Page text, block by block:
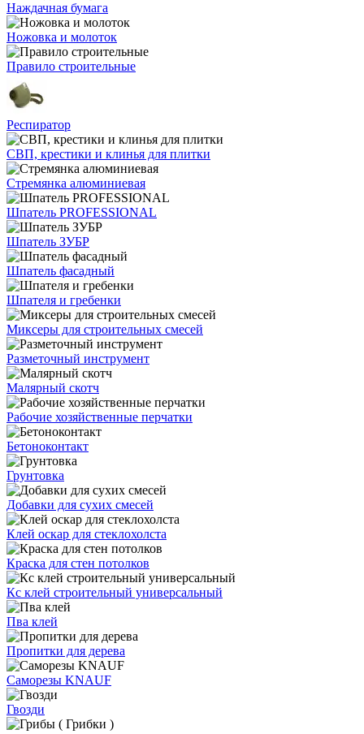
Наждачная бумага
Ножовка и молоток
Правило строительные
Респиратор
СВП, крестики и клинья для плитки
Стремянка алюминиевая
Шпатель PROFESSIONAL
Шпатель ЗУБР
Шпатель фасадный
Шпателя и гребенки
Миксеры для строительных смесей
Разметочный инструмент
Малярный скотч
Рабочие хозяйственные перчатки
Бетоноконтакт
Грунтовка
Добавки для сухих смесей
Клей оскар для стеклохолста
Краска для стен потолков
Кс клей строительный универсальный
Пва клей
Пропитки для дерева
Саморезы KNAUF
Гвозди